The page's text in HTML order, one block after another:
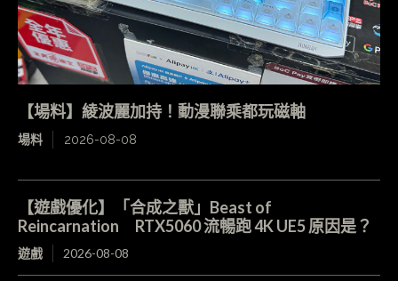
【場料】綾波麗加持！動漫聯乘都玩磁軸
場料 2026-08-08
【遊戲優化】「合成之獸」Beast of
Reincarnation RTX5060 流暢跑 4K UE5 原因是？
遊戲 2026-08-08